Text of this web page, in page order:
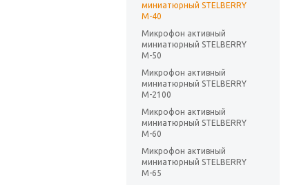
миниатюрный STELBERRY
М-40
Микрофон активный
миниатюрный STELBERRY
М-50
Микрофон активный
миниатюрный STELBERRY
М-2100
Микрофон активный
миниатюрный STELBERRY
М-60
Микрофон активный
миниатюрный STELBERRY
М-65